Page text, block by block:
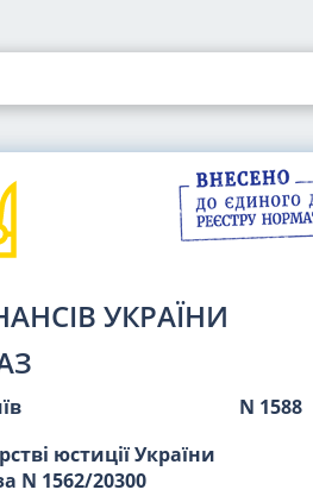
УКРАЇНИ
N 1588
юстиції України
N 1562/20300